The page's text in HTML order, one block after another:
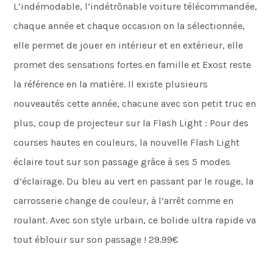
L’indémodable, l’indétrônable voiture télécommandée,
chaque année et chaque occasion on la sélectionnée,
elle permet de jouer en intérieur et en extérieur, elle
promet des sensations fortes en famille et Exost reste
la référence en la matière. Il existe plusieurs
nouveautés cette année, chacune avec son petit truc en
plus, coup de projecteur sur la Flash Light : Pour des
courses hautes en couleurs, la nouvelle Flash Light
éclaire tout sur son passage grâce à ses 5 modes
d’éclairage. Du bleu au vert en passant par le rouge, la
carrosserie change de couleur, à l’arrêt comme en
roulant. Avec son style urbain, ce bolide ultra rapide va
tout éblouir sur son passage ! 29.99€